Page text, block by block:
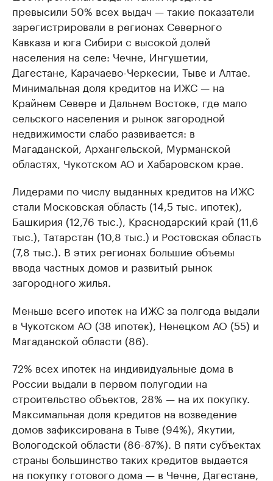
превысили 50% всех выдач — такие показатели
зарегистрировали в регионах Северного
Кавказа и юга Сибири с высокой долей
населения на селе: Чечне, Ингушетии,
Дагестане, Карачаево-Черкесии, Тыве и Алтае.
Минимальная доля кредитов на ИЖС — на
Крайнем Севере и Дальнем Востоке, где мало
сельского населения и рынок загородной
недвижимости слабо развивается: в
Магаданской, Архангельской, Мурманской
областях, Чукотском АО и Хабаровском крае.
Лидерами по числу выданных кредитов на ИЖС
стали Московская область (14,5 тыс. ипотек),
Башкирия (12,76 тыс.), Краснодарский край (11,6
тыс.), Татарстан (10,8 тыс.) и Ростовская область
(7,8 тыс.). В этих регионах большие объемы
ввода частных домов и развитый рынок
загородного жилья.
Меньше всего ипотек на ИЖС за полгода выдали
в Чукотском АО (38 ипотек), Ненецком АО (55) и
Магаданской области (86).
72% всех ипотек на индивидуальные дома в
России выдали в первом полугодии на
строительство объектов, 28% — на их покупку.
Максимальная доля кредитов на возведение
домов зафиксирована в Тыве (94%), Якутии,
Вологодской области (86-87%). В пяти субъектах
страны большинство таких кредитов выдается
на покупку готового дома — в Чечне, Дагестане,